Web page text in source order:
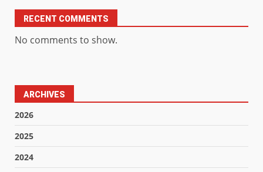
RECENT COMMENTS
No comments to show.
ARCHIVES
2026
2025
2024